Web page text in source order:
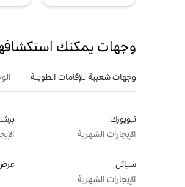
وجهات يمكنك
وجهات شعبية للإقامات الطويلة
نيويورك
الإيجارات الشهرية
سياتل
الإيجارات الشهرية